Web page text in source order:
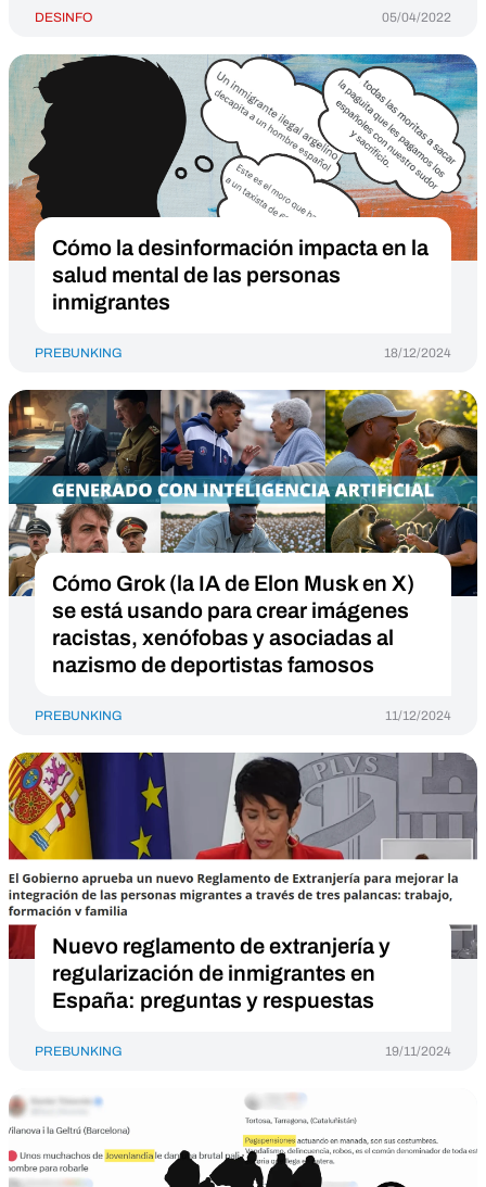
DESINFO 05/04/2022
Cómo la desinformación impacta en la
salud mental de las personas
inmigrantes
PREBUNKING 18/12/2024
Cómo Grok (la IA de Elon Musk en X)
se está usando para crear imágenes
racistas, xenófobas y asociadas al
nazismo de deportistas famosos
PREBUNKING 11/12/2024
Nuevo reglamento de extranjería y
regularización de inmigrantes en
España: preguntas y respuestas
PREBUNKING 19/11/2024